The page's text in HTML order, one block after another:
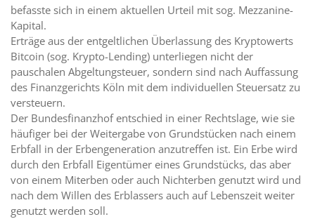
befasste sich in einem aktuellen Urteil mit sog. Mezzanine-
Kapital.
Erträge aus der entgeltlichen Überlassung des Kryptowerts
Bitcoin (sog. Krypto-Lending) unterliegen nicht der
pauschalen Abgeltungsteuer, sondern sind nach Auffassung
des Finanzgerichts Köln mit dem individuellen Steuersatz zu
versteuern.
Der Bundesfinanzhof entschied in einer Rechtslage, wie sie
häufiger bei der Weitergabe von Grundstücken nach einem
Erbfall in der Erbengeneration anzutreffen ist. Ein Erbe wird
durch den Erbfall Eigentümer eines Grundstücks, das aber
von einem Miterben oder auch Nichterben genutzt wird und
nach dem Willen des Erblassers auch auf Lebenszeit weiter
genutzt werden soll.